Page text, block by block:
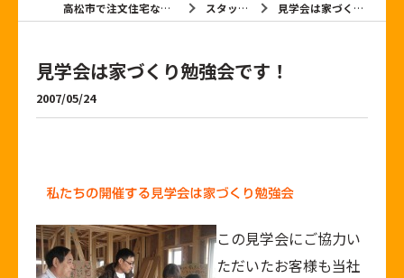
高松市で注文住宅なら有限会社黒石建設 スタッフブログ 見学会は家づくり勉強会です！
見学会は家づくり勉強会です！
2007/05/24
この見学会にご協力い
ただいたお客様も当社